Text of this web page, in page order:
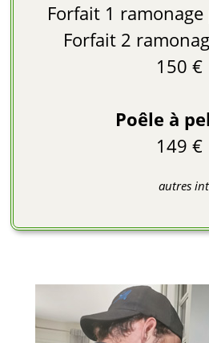
Forfait 1
Forfait 2
150 €
Poêle à
149 €
autres